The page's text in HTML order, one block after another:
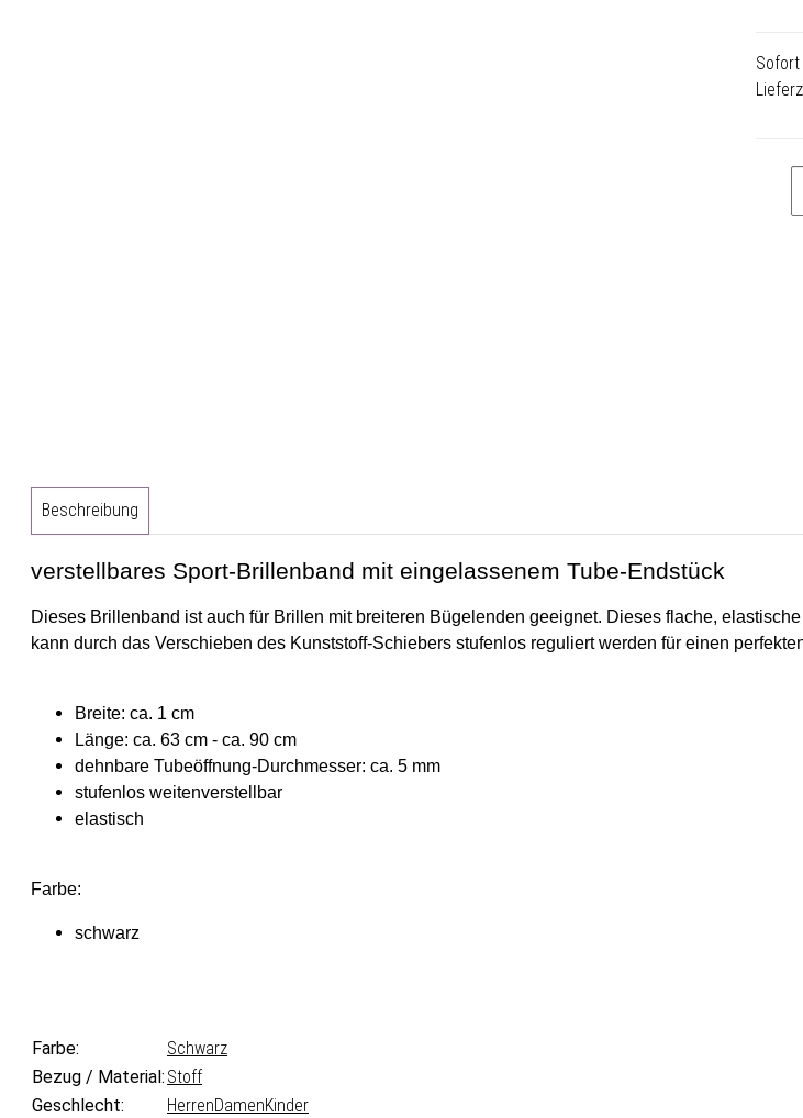
Beschreibung
verstellbares Sport-Brillenband mit eingelassenem Tube-Endstück
Dieses Brillenband ist auch für Brillen mit breiteren Bügelenden geeignet. Dieses flache,
kann durch das Verschieben des Kunststoff-Schiebers stufenlos reguliert werden für einen
Breite: ca. 1 cm
Länge: ca. 63 cm - ca. 90 cm
dehnbare Tubeöffnung-Durchmesser: ca. 5 mm
stufenlos weitenverstellbar
elastisch
Farbe:
schwarz
Farbe:
Schwarz
Bezug / Material: Stoff
Geschlecht:
HerrenDamenKinder